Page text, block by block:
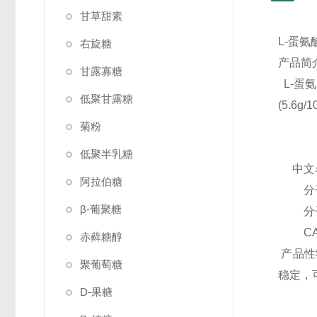
甘草甜素
右旋糖
甘露寡糖
低聚甘露糖
菊粉
低聚半乳糖
阿拉伯糖
β-葡聚糖
赤藓糖醇
聚葡萄糖
D-果糖
L-蛋氨
产品简
L-蛋
(5.6g/
中文
分子
分子
CAS
产品
稳定，